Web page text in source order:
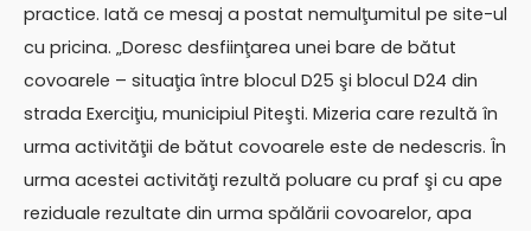
practice. Iată ce mesaj a postat nemulţumitul pe site-ul
cu pricina. „Doresc desfiinţarea unei bare de bătut
covoarele – situaţia între blocul D25 şi blocul D24 din
strada Exerciţiu, municipiul Piteşti. Mizeria care rezultă în
urma activităţii de bătut covoarele este de nedescris. În
urma acestei activităţi rezultă poluare cu praf şi cu ape
reziduale rezultate din urma spălării covoarelor, apa